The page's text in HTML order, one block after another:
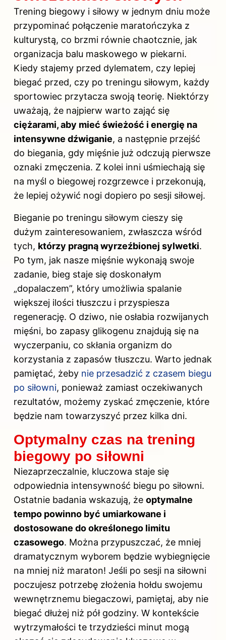
Trening biegowy i siłowy w jednym dniu może
przypominać połączenie maratończyka z
kulturystą, co brzmi równie chaotcznie, jak
organizacja balu maskowego w piekarni.
Kiedy stajemy przed dylematem, czy lepiej
biegać przed, czy po treningu siłowym, każdy
sportowiec przytacza swoją teorię. Niektórzy
uważają, że najpierw warto zająć się
ciężarami, aby mieć świeżość i energię na
intensywne dźwiganie, a następnie przejść
do biegania, gdy mięśnie już odczują pierwsze
oznaki zmęczenia. Z kolei inni uśmiechają się
na myśl o biegowej rozgrzewce i przekonują,
że lepiej ożywić nogi dopiero po sesji siłowej.
Bieganie po treningu siłowym cieszy się
dużym zainteresowaniem, zwłaszcza wśród
tych, którzy pragną wyrzeźbionej sylwetki.
Po tym, jak nasze mięśnie wykonają swoje
zadanie, bieg staje się doskonałym
„dopalaczem”, który umożliwia spalanie
większej ilości tłuszczu i przyspiesza
regenerację. O dziwo, nie osłabia rozwijanych
mięśni, bo zapasy glikogenu znajdują się na
wyczerpaniu, co skłania organizm do
korzystania z zapasów tłuszczu. Warto jednak
pamiętać, żeby nie przesadzić z czasem biegu
po siłowni, ponieważ zamiast oczekiwanych
rezultatów, możemy zyskać zmęczenie, które
będzie nam towarzyszyć przez kilka dni.
Optymalny czas na trening
biegowy po siłowni
Niezaprzeczalnie, kluczowa staje się
odpowiednia intensywność biegu po siłowni.
Ostatnie badania wskazują, że optymalne
tempo powinno być umiarkowane i
dostosowane do określonego limitu
czasowego. Można przypuszczać, że mniej
dramatycznym wyborem będzie wybiegnięcie
na mniej niż maraton! Jeśli po sesji na siłowni
poczujesz potrzebę złożenia hołdu swojemu
wewnętrznemu biegaczowi, pamiętaj, aby nie
biegać dłużej niż pół godziny. W kontekście
wytrzymałości te trzydzieści minut mogą